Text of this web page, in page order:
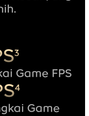
3
Game FPS
4
Game